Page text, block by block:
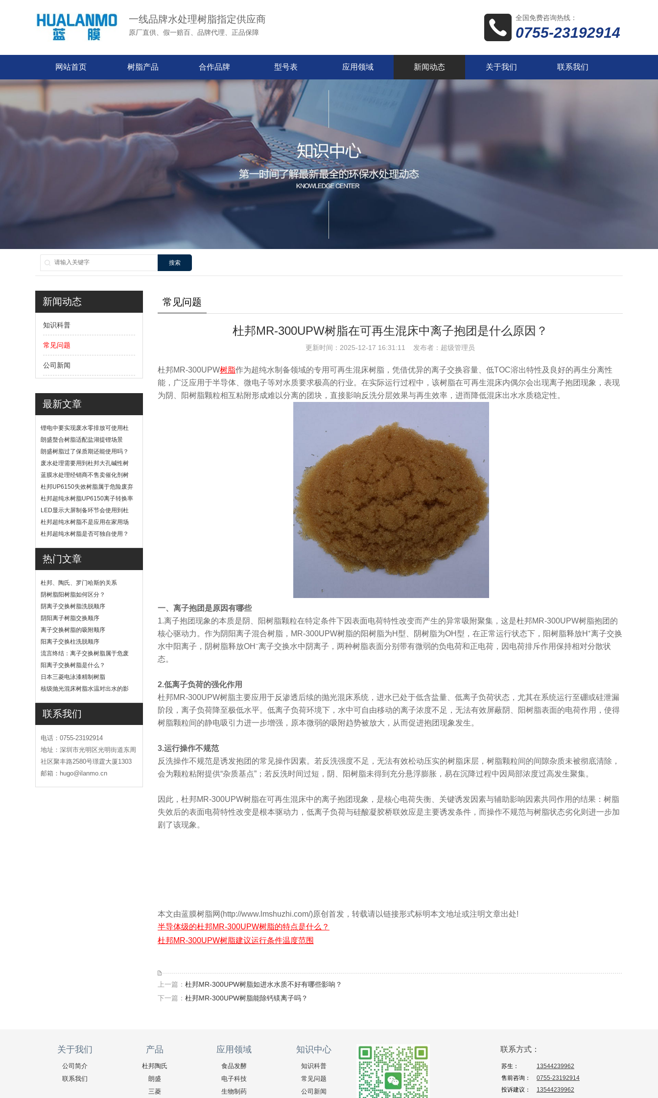
一线品牌水处理树脂指定供应商
原厂直供、假一赔百、品牌代理、正品保障
全国免费咨询热线：
0755-23192914
网站首页 树脂产品 合作品牌 型号表 应用领域 新闻动态 关于我们 联系我们
搜索
新闻动态
知识科普
常见问题
公司新闻
最新文章
锂电中要实现废水零排放可使用杜
邦软化树脂吗？
朗盛螯合树脂适配盐湖提锂场景
吗？
朗盛树脂过了保质期还能使用吗？
废水处理需要用到杜邦大孔碱性树
脂？
蓝膜水处理经销商不售卖催化剂树
脂
杜邦UP6150失效树脂属于危险废弃
物吗？
杜邦超纯水树脂UP6150离子转换率
高吗？
LED显示大屏制备环节会使用到杜
邦UP6040树脂吗？
杜邦超纯水树脂不是应用在家用场
景
杜邦超纯水树脂是否可独自使用？
热门文章
杜邦、陶氏、罗门哈斯的关系
阴树脂阳树脂如何区分？
阴离子交换树脂洗脱顺序
阴阳离子树脂交换顺序
离子交换树脂的吸附顺序
阳离子交换柱洗脱顺序
流言终结：离子交换树脂属于危废
吗
阳离子交换树脂是什么？
日本三菱电泳漆精制树脂
核级抛光混床树脂水温对出水的影
联系我们
电话：0755-23192914
地址：深圳市光明区光明街道东周
社区聚丰路2580号璟霆大厦1303
邮箱：hugo@ilanmo.cn
常见问题
杜邦MR-300UPW树脂在可再生混床中离子抱团是什么原因？
更新时间：2025-12-17 16:31:11 发布者：超级管理员
杜邦MR-300UPW树脂作为超纯水制备领域的专用可再生混床树脂，凭借优异的离子交换容量、低TOC溶出特性及良好的再生分离性
能，广泛应用于半导体、微电子等对水质要求极高的行业。在实际运行过程中，该树脂在可再生混床内偶尔会出现离子抱团现象，表现
为阴、阳树脂颗粒相互粘附形成难以分离的团块，直接影响反洗分层效果与再生效率，进而降低混床出水水质稳定性。
一、离子抱团是原因有哪些
1.离子抱团现象的本质是阴、阳树脂颗粒在特定条件下因表面电荷特性改变而产生的异常吸附聚集，这是杜邦MR-300UPW树脂抱团的
核心驱动力。作为阴阳离子混合树脂，MR-300UPW树脂的阳树脂为H型、阴树脂为OH型，在正常运行状态下，阳树脂释放H⁺离子交换
水中阳离子，阴树脂释放OH⁻离子交换水中阴离子，两种树脂表面分别带有微弱的负电荷和正电荷，因电荷排斥作用保持相对分散状
态。
2.低离子负荷的强化作用
杜邦MR-300UPW树脂主要应用于反渗透后续的抛光混床系统，进水已处于低含盐量、低离子负荷状态，尤其在系统运行至硼或硅泄漏
阶段，离子负荷降至极低水平。低离子负荷环境下，水中可自由移动的离子浓度不足，无法有效屏蔽阴、阳树脂表面的电荷作用，使得
树脂颗粒间的静电吸引力进一步增强，原本微弱的吸附趋势被放大，从而促进抱团现象发生。
3.运行操作不规范
反洗操作不规范是诱发抱团的常见操作因素。若反洗强度不足，无法有效松动压实的树脂床层，树脂颗粒间的间隙杂质未被彻底清除，
会为颗粒粘附提供“杂质基点”；若反洗时间过短，阴、阳树脂未得到充分悬浮膨胀，易在沉降过程中因局部浓度过高发生聚集。
因此，杜邦MR-300UPW树脂在可再生混床中的离子抱团现象，是核心电荷失衡、关键诱发因素与辅助影响因素共同作用的结果：树脂
失效后的表面电荷特性改变是根本驱动力，低离子负荷与硅酸凝胶桥联效应是主要诱发条件，而操作不规范与树脂状态劣化则进一步加
剧了该现象。
本文由蓝膜树脂网(http://www.lmshuzhi.com/)原创首发，转载请以链接形式标明本文地址或注明文章出处!
半导体级的杜邦MR-300UPW树脂的特点是什么？
杜邦MR-300UPW树脂建议运行条件温度范围
上一篇： 杜邦MR-300UPW树脂如进水水质不好有哪些影响？
下一篇： 杜邦MR-300UPW树脂能除钙镁离子吗？
关于我们
公司简介
联系我们
产品
杜邦陶氏
朗盛
三菱
应用领域
食品发酵
电子科技
生物制药
知识中心
知识科普
常见问题
公司新闻
联系方式：
苏生：
13544239962
售前咨询：
0755-23192914
投诉建议：
13544239962